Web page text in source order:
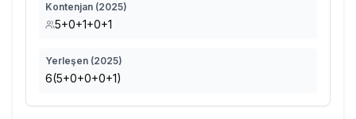
Kontenjan (2025)
5+0+1+0+1
Yerleşen (2025)
6(5+0+0+0+1)